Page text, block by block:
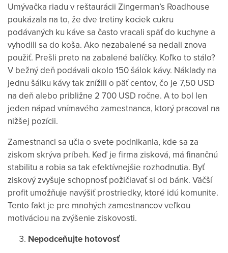
Umývačka riadu v reštaurácii Zingerman’s Roadhouse
poukázala na to, že dve tretiny kociek cukru
podávaných ku káve sa často vracali späť do kuchyne a
vyhodili sa do koša. Ako nezabalené sa nedali znova
použiť. Prešli preto na zabalené balíčky. Koľko to stálo?
V bežný deň podávali okolo 150 šálok kávy. Náklady na
jednu šálku kávy tak znížili o päť centov, čo je 7,50 USD
na deň alebo približne 2 700 USD ročne. A to bol len
jeden nápad vnímavého zamestnanca, ktorý pracoval na
nižšej pozícii.
Zamestnanci sa učia o svete podnikania, kde sa za
ziskom skrýva príbeh. Keď je firma zisková, má finančnú
stabilitu a robia sa tak efektívnejšie rozhodnutia. Byť
ziskový zvyšuje schopnosť požičiavať si od bánk. Väčší
profit umožňuje navýšiť prostriedky, ktoré idú komunite.
Tento fakt je pre mnohých zamestnancov veľkou
motiváciou na zvýšenie ziskovosti.
Nepodceňujte hotovosť